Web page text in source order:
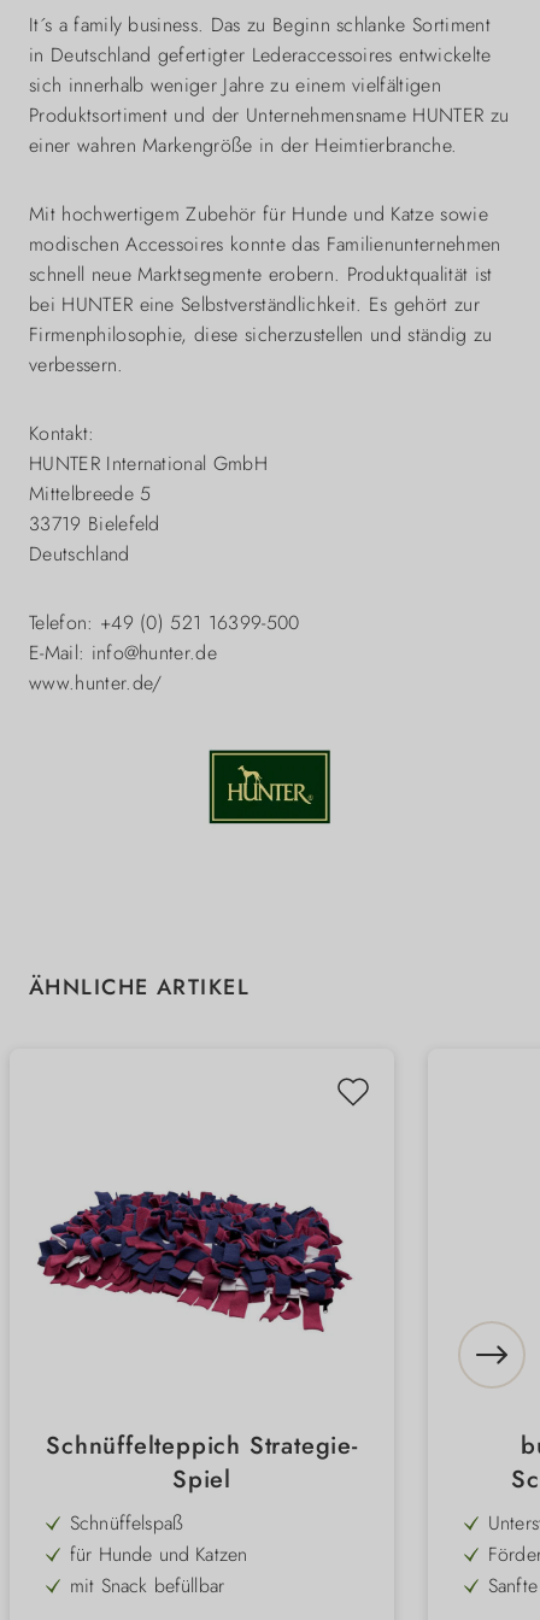
It´s a family business. Das zu Beginn schlanke Sortiment
in Deutschland gefertigter Lederaccessoires entwickelte
sich innerhalb weniger Jahre zu einem vielfältigen
Produktsortiment und der Unternehmensname HUNTER zu
einer wahren Markengröße in der Heimtierbranche.
Mit hochwertigem Zubehör für Hunde und Katze sowie
modischen Accessoires konnte das Familienunternehmen
schnell neue Marktsegmente erobern. Produktqualität ist
bei HUNTER eine Selbstverständlichkeit. Es gehört zur
Firmenphilosophie, diese sicherzustellen und ständig zu
verbessern.
Kontakt:
HUNTER International GmbH
Mittelbreede 5
33719 Bielefeld
Deutschland
Telefon: +49 (0) 521 16399-500
E-Mail: info@hunter.de
www.hunter.de/
Produktgalerie überspringen
ÄHNLICHE ARTIKEL
Schnüffelteppich Strategie-
Spiel
Schnüffelspaß
für Hunde und Katzen
mit Snack befüllbar
–